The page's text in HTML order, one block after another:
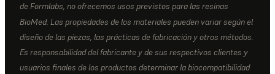
de Formlabs, no ofrecemos usos previstos para las resinas
BioMed. Las propiedades de los materiales pueden variar según el
diseño de las piezas, las prácticas de fabricación y otros métodos.
Es responsabilidad del fabricante y de sus respectivos clientes y
usuarios finales de los productos determinar la biocompatibilidad